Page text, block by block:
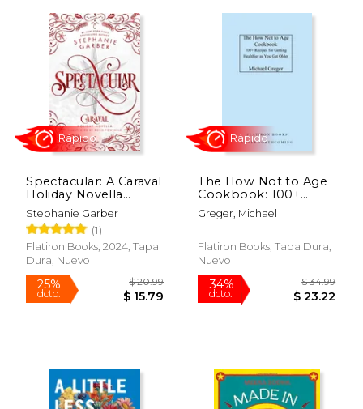
Rápido Rápido
Spectacular: A Caraval
Holiday Novella
(Caraval, 4) (en Inglés)
Stephanie Garber
(1)
Flatiron Books, 2024, Tapa
Dura, Nuevo
The How Not to Age
Cookbook: 100+
Recipes for Getting
Healthier and Living
Greger, Michael
Flatiron Books, Tapa Dura,
Nuevo